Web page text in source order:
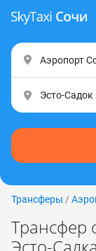
Трансферы /
Трансфер